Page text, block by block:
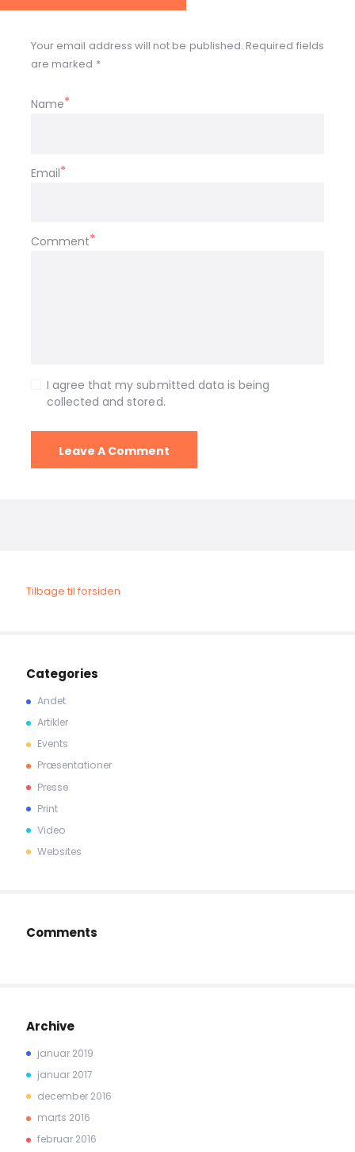
Your email address will not be published. Required fields
are marked *
Name
Email
Comment
I agree that my submitted data is being
collected and stored.
Tilbage til forsiden
Categories
Andet
Artikler
Events
Præsentationer
Presse
Print
Video
Websites
Comments
Archive
januar 2019
januar 2017
december 2016
marts 2016
februar 2016